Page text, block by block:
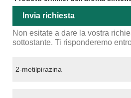
Invia richiesta
Non esitate a dare la vostra
sottostante. Ti risponderemo